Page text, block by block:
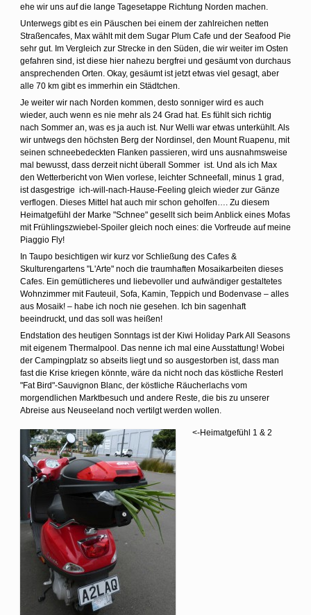
ehe wir uns auf die lange Tagesetappe Richtung Norden machen.
Unterwegs gibt es ein Päuschen bei einem der zahlreichen netten
Straßencafes, Max wählt mit dem Sugar Plum Cafe und der Seafood Pie
sehr gut. Im Vergleich zur Strecke in den Süden, die wir weiter im Osten
gefahren sind, ist diese hier nahezu bergfrei und gesäumt von durchaus
ansprechenden Orten. Okay, gesäumt ist jetzt etwas viel gesagt, aber
alle 70 km gibt es immerhin ein Städtchen.
Je weiter wir nach Norden kommen, desto sonniger wird es auch
wieder, auch wenn es nie mehr als 24 Grad hat. Es fühlt sich richtig
nach Sommer an, was es ja auch ist. Nur Welli war etwas unterkühlt. Als
wir untwegs den höchsten Berg der Nordinsel, den Mount Ruapenu, mit
seinen schneebedeckten Flanken passieren, wird uns ausnahmsweise
mal bewusst, dass derzeit nicht überall Sommer ist. Und als ich Max
den Wetterbericht von Wien vorlese, leichter Schneefall, minus 1 grad,
ist dasgestrige ich-will-nach-Hause-Feeling gleich wieder zur Gänze
verflogen. Dieses Mittel hat auch mir schon geholfen…. Zu diesem
Heimatgefühl der Marke "Schnee" gesellt sich beim Anblick eines Mofas
mit Frühlingszwiebel-Spoiler gleich noch eines: die Vorfreude auf meine
Piaggio Fly!
In Taupo besichtigen wir kurz vor Schließung des Cafes &
Skulturengartens "L'Arte" noch die traumhaften Mosaikarbeiten dieses
Cafes. Ein gemütlicheres und liebevoller und aufwändiger gestaltetes
Wohnzimmer mit Fauteuil, Sofa, Kamin, Teppich und Bodenvase – alles
aus Mosaik! – habe ich noch nie gesehen. Ich bin sagenhaft
beeindruckt, und das soll was heißen!
Endstation des heutigen Sonntags ist der Kiwi Holiday Park All Seasons
mit eigenem Thermalpool. Das nenne ich mal eine Ausstattung! Wobei
der Campingplatz so abseits liegt und so ausgestorben ist, dass man
fast die Krise kriegen könnte, wäre da nicht noch das köstliche Resterl
"Fat Bird"-Sauvignon Blanc, der köstliche Räucherlachs vom
morgendlichen Marktbesuch und andere Reste, die bis zu unserer
Abreise aus Neuseeland noch vertilgt werden wollen.
<-Heimatgefühl 1 & 2